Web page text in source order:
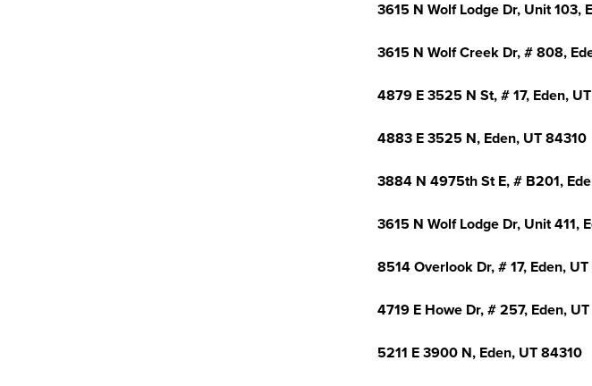
3615 N Wolf Lodge Dr, Unit 103,
3615 N Wolf Creek Dr, # 808,
4879 E 3525 N St, # 17, Eden,
4883 E 3525 N, Eden, UT 84310
3884 N 4975th St E, # B201,
3615 N Wolf Lodge Dr, Unit 411,
8514 Overlook Dr, # 17, Eden,
4719 E Howe Dr, # 257, Eden,
5211 E 3900 N, Eden, UT 84310